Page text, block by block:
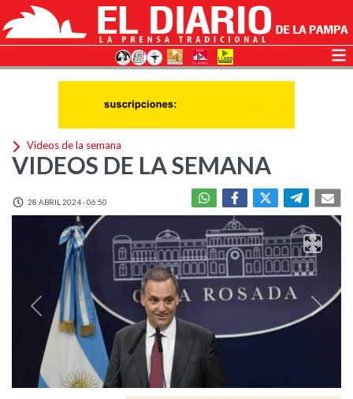
Videos de la semana
VIDEOS DE LA SEMANA
28 ABRIL 2024 - 06:50
Previous Next